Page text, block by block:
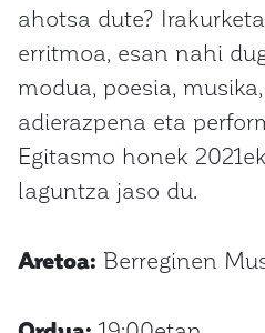
ahotsa dute?
erritmoa, esan nahi
modua, poesia,
adierazpena eta
Egitasmo honek
laguntza jaso du.
Aretoa: Berreginen